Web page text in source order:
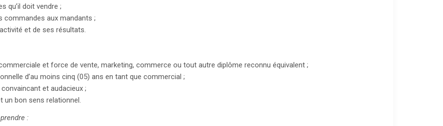
qu’il doit vendre ;
commandes aux mandants ;
et de ses résultats.
et force de vente, marketing, commerce ou tout autre diplôme reconnu équivalent ;
d’au moins cinq (05) ans en tant que commercial ;
et audacieux ;
un bon sens relationnel.
: